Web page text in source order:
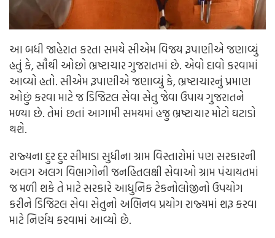
આ બધી જાહેરાત કરતા સમયે સીએમ વિજય રૂપાણીએ જણાવ્યું
હતું કે, સૌથી ઓછો ભ્રષ્ટાચાર ગુજરાતમાં છે. એવો દાવો કરવામાં
આવ્યો હતો. સીએમ રૂપાણીએ જણાવ્યું કે, ભ્રષ્ટાચારનું પ્રમાણ
ઓછું કરવા માટે જ ડિજિટલ સેવા સેતુ જેવા ઉપાય ગુજરાતને
મળ્યા છે. તેમાં છતાં આગામી સમયમાં હજુ ભ્રષ્ટાચાર મોટો ઘટાડો
થશે.
રાજ્યના દુર દુર સીમાડા સુધીના ગ્રામ વિસ્તારોમાં પણ સરકારની
અલગ અલગ વિભાગોની જનહિતલક્ષી સેવાઓ ગ્રામ પંચાયતમાં
જ મળી શકે તે માટે સરકારે આધુનિક ટેકનોલોજીનો ઉપયોગ
કરીને ડિજિટલ સેવા સેતુનો અભિનવ પ્રયોગ રાજ્યમાં શરૂ કરવા
માટે નિર્ણય કરવામાં આવ્યો છે.